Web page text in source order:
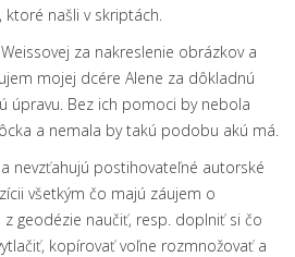
ktoré našli v skriptách.
za nakreslenie obrázkov a
mojej dcére Alene za dôkladnú
úpravu. Bez ich pomoci by nebola
a nemala by takú podobu akú má.
nevzťahujú postihovateľné autorské
všetkým čo majú záujem o
geodézie naučiť, resp. doplniť si čo
kopírovať voľne rozmnožovať a